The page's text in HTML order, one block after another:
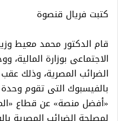
كتبت فريال قنصوة
قام الدكتور محمد معيط
الاجتماعى بوزارة
الضرائب المصرية، وذلك عقب
بالفيسبوك التى تقوم وحدة
«أفضل منصة» عن قطاع